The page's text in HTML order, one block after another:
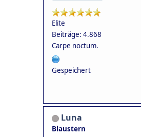
Elite
Beiträge: 4.868
Carpe noctum.
Gespeichert
Luna
Blaustern